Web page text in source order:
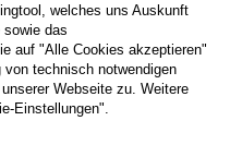
welches uns Auskunft
sowie das
auf "Alle Cookies akzeptieren"
technisch notwendigen
Webseite zu. Weitere
Einstellungen".